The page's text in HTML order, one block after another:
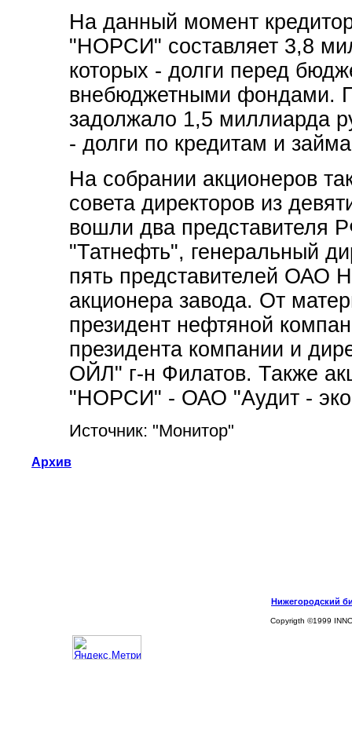
На данный момент
"НОРСИ" составляет 3,8
которых - долги перед
внебюджетными фондами.
задолжало 1,5 миллиарда
- долги по кредитам и
На собрании акционеров
совета директоров из
вошли два представителя
"Татнефть", генеральный
пять представителей
акционера завода. От
президент нефтяной
президента компании и
ОЙЛ" г-н Филатов. Также
"НОРСИ" - ОАО "Аудит -
Источник: "Монитор"
Архив
Нижегородский
Copyrigth ©1999